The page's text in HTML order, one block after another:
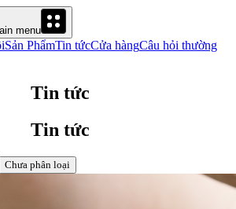
menu
Sản PhẩmTin tứcCửa hàngCâu hỏi thường
Tin tức
Tin tức
Chưa phân loại